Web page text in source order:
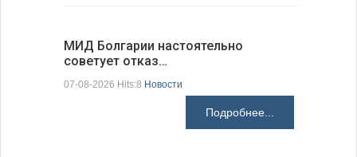
МИД Болгарии настоятельно
советует отказ…
07-08-2026 Hits:8 Новости
Подробнее...